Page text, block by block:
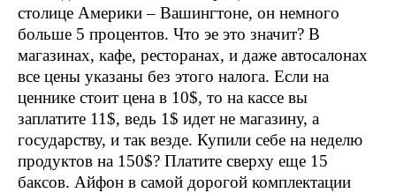
столице Америки – Вашингтоне, он немного
больше 5 процентов. Что эе это значит? В
магазинах, кафе, ресторанах, и даже автосалонах
все цены указаны без этого налога. Если на
ценнике стоит цена в 10$, то на кассе вы
заплатите 11$, ведь 1$ идет не магазину, а
государству, и так везде. Купили себе на неделю
продуктов на 150$? Платите сверху еще 15
баксов. Айфон в самой дорогой комплектации